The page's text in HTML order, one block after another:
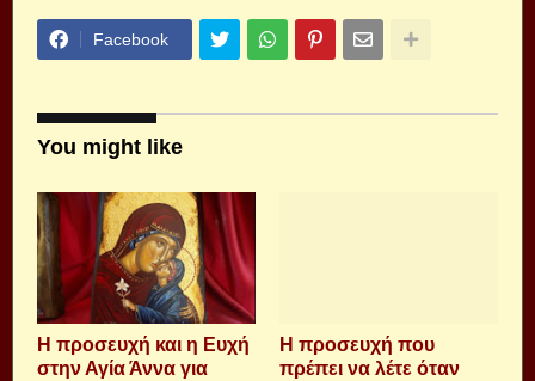
Facebook
You might like
Η προσευχή και η Ευχή
στην Αγία Άννα για
Η προσευχή που
πρέπει να λέτε όταν